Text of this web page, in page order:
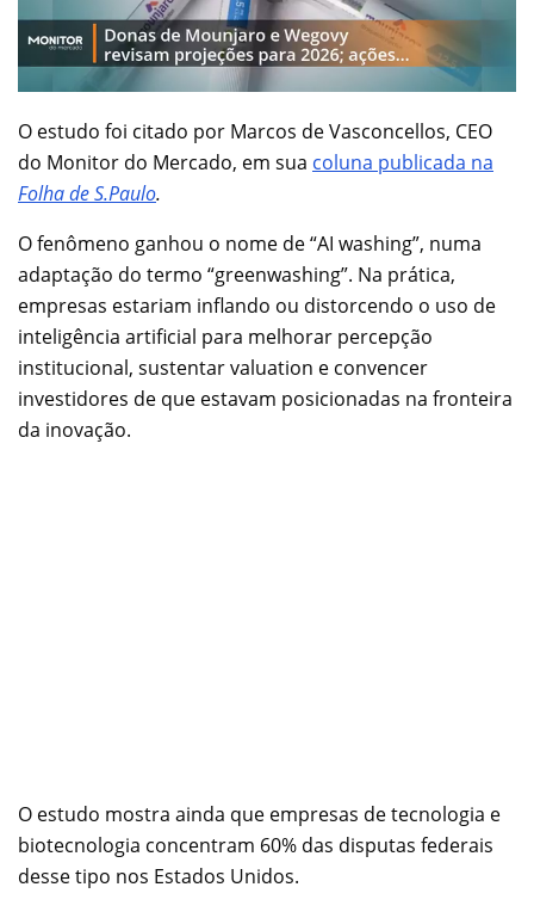
O estudo foi citado por Marcos de Vasconcellos, CEO
do Monitor do Mercado, em sua coluna publicada na
Folha de S.Paulo.
O fenômeno ganhou o nome de “AI washing”, numa
adaptação do termo “greenwashing”. Na prática,
empresas estariam inflando ou distorcendo o uso de
inteligência artificial para melhorar percepção
institucional, sustentar valuation e convencer
investidores de que estavam posicionadas na fronteira
da inovação.
O estudo mostra ainda que empresas de tecnologia e
biotecnologia concentram 60% das disputas federais
desse tipo nos Estados Unidos.